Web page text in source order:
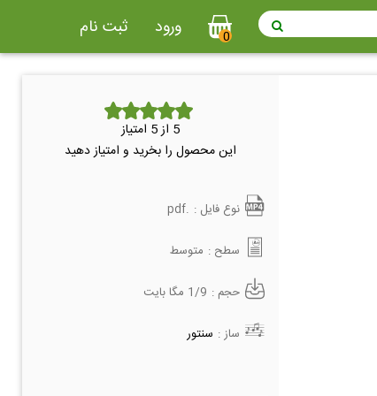
ثبت نام ورود 0
5 از 5 امتیاز
این محصول را بخرید و امتیاز دهید
نوع فایل : .pdf
سطح : متوسط
حجم : 1/9 مگا بایت
ساز : سنتور